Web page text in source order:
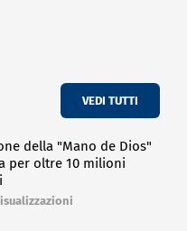
VEDI TUTTI
della "Mano de Dios"
per oltre 10 milioni